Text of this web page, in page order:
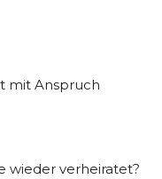
mit Anspruch
wieder verheiratet?